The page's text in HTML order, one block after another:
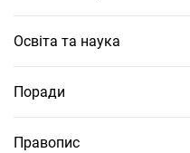
Освіта та наука
Поради
Правопис